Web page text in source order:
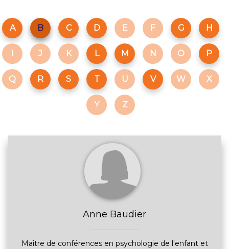
A B C D E F G H
I J K L M N O P
Q R S T U V W X
Y Z
Anne Baudier
Maître de conférences en psychologie de l'enfant et